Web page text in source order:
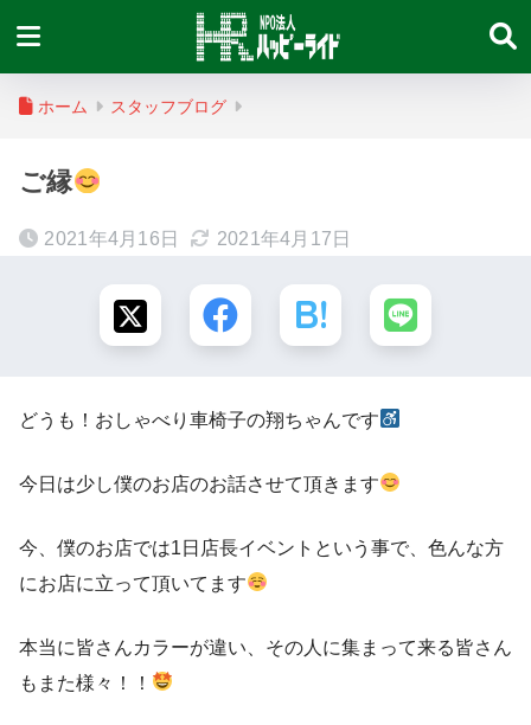
ホーム スタッフブログ
ご縁
2021年4月16日 2021年4月17日
どうも！おしゃべり車椅子の翔ちゃんです
今日は少し僕のお店のお話させて頂きます
今、僕のお店では1日店長イベントという事で、色んな方
にお店に立って頂いてます
本当に皆さんカラーが違い、その人に集まって来る皆さん
もまた様々！！